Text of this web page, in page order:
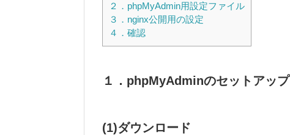
２．phpMyAdmin用設定ファイル
３．nginx公開用の設定
４．確認
１．phpMyAdminのセットアップ
(1)ダウンロード